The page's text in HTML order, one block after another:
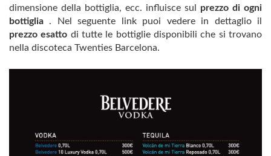
dimensione della bottiglia, ecc. influisce sul prezzo di ogni
bottiglia . Nel seguente link puoi vedere in dettaglio il
prezzo esatto di tutte le bottiglie disponibili che si trovano
nella discoteca Twenties Barcelona.